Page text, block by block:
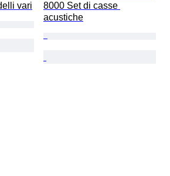
vari
8000 Set di casse
acustiche